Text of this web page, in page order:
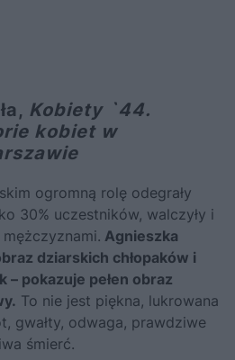
Kobiety `44.
kobiet w
ogromną rolę odegrały
30% uczestników, walczyły i
Agnieszka
dziarskich chłopaków i
pokazuje pełen obraz
To nie jest piękna, lukrowana
gwałty, odwaga, prawdziwe
śmierć.